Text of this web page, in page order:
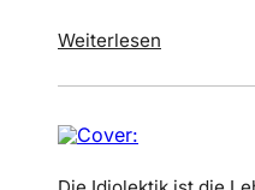
Weiterlesen